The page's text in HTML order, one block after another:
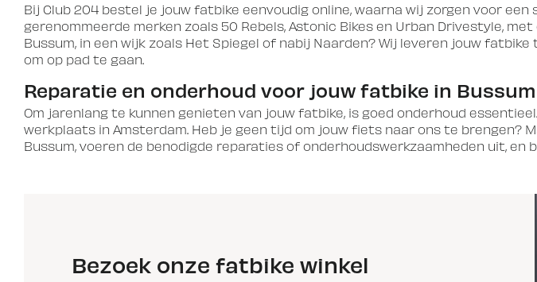
Bij Club 204 bestel je jouw fatbike eenvoudig online, waarna wij zorgen voor
gerenommeerde merken zoals 50 Rebels, Astonic Bikes en Urban Drivestyle,
Bussum, in een wijk zoals Het Spiegel of nabij Naarden? Wij leveren jouw
om op pad te gaan.
Reparatie en onderhoud voor jouw fatbike in Bussum
Om jarenlang te kunnen genieten van jouw fatbike, is goed onderhoud
werkplaats in Amsterdam. Heb je geen tijd om jouw fiets naar ons te brengen?
Bussum, voeren de benodigde reparaties of onderhoudswerkzaamheden uit,
Bezoek onze fatbike winkel